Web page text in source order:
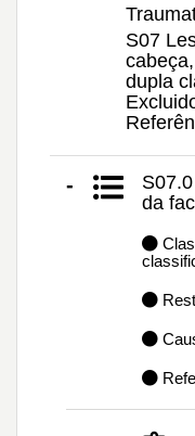
S07
dupla
-
da